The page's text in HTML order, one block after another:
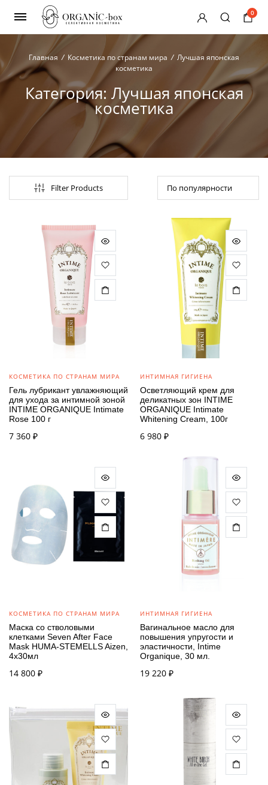
0
Главная / Косметика по странам мира / Лучшая японская
косметика
Категория: Лучшая японская
косметика
Filter Products
КОСМЕТИКА ПО СТРАНАМ МИРА
Гель лубрикант увлажняющий
для ухода за интимной зоной
INTIME ORGANIQUE Intimate
Rose 100 г
7 360 ₽
ИНТИМНАЯ ГИГИЕНА
Осветляющий крем для
деликатных зон INTIME
ORGANIQUE Intimate
Whitening Cream, 100г
6 980 ₽
КОСМЕТИКА ПО СТРАНАМ МИРА
Маска со стволовыми
клетками Seven After Face
Mask HUMA-STEMELLS Aizen,
4х30мл
14 800 ₽
ИНТИМНАЯ ГИГИЕНА
Вагинальное масло для
повышения упругости и
эластичности, Intime
Organique, 30 мл.
19 220 ₽